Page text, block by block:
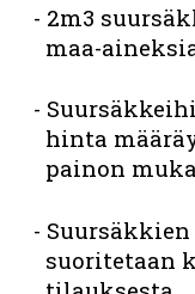
2m3
maa-
hinta
painon
suoritetaan